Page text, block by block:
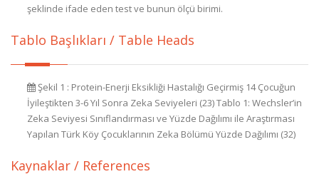
şeklinde ifade eden test ve bunun ölçü birimi.
Tablo Başlıkları / Table Heads
Şekil 1 : Protein-Enerji Eksikliği Hastalığı Geçirmiş 14 Çocuğun
İyileştikten 3-6 Yıl Sonra Zeka Seviyeleri (23) Tablo 1: Wechsler’in
Zeka Seviyesi Sınıflandırması ve Yüzde Dağılımı ile Araştırması
Yapılan Türk Köy Çocuklarının Zeka Bölümü Yüzde Dağılımı (32)
Kaynaklar / References